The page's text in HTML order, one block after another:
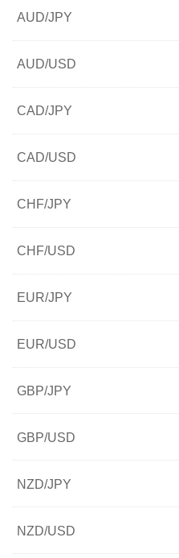
AUD/JPY
AUD/USD
CAD/JPY
CAD/USD
CHF/JPY
CHF/USD
EUR/JPY
EUR/USD
GBP/JPY
GBP/USD
NZD/JPY
NZD/USD